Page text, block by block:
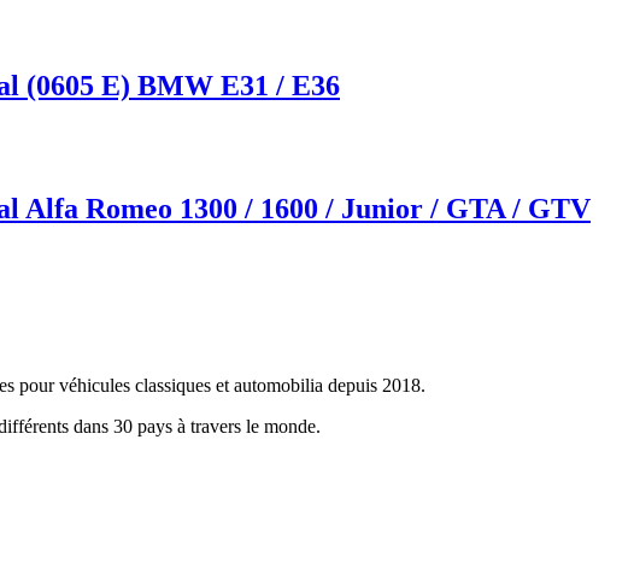
(0605 E) BMW E31 / E36
Alfa Romeo 1300 / 1600 / Junior / GTA / GTV
pour véhicules classiques et automobilia depuis 2018.
dans 30 pays à travers le monde.